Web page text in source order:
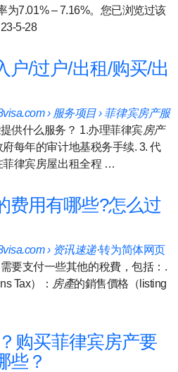
为7.01% – 7.16%。您已浏览过该
5-28
户/过户/出租/购买/出
› 服务项目 › 菲律宾房产服
供什么服务？ 1.办理菲律宾房产
每年的审计地基税务手续. 3. 代
菲律宾房屋出租全程 …
费用有哪些?怎么过
› 资讯速递·转为简体网页
要支付一些其他的稅費，包括：.
Tax）： 房產的銷售價格（listing
购买菲律宾房产要
些？